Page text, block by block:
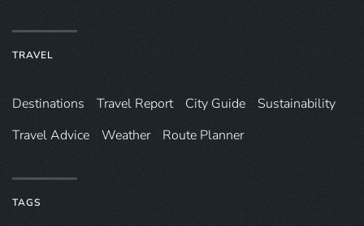
TRAVEL
Destinations Travel Report City Guide
Sustainability
Travel Advice
Weather Route Planner
TAGS